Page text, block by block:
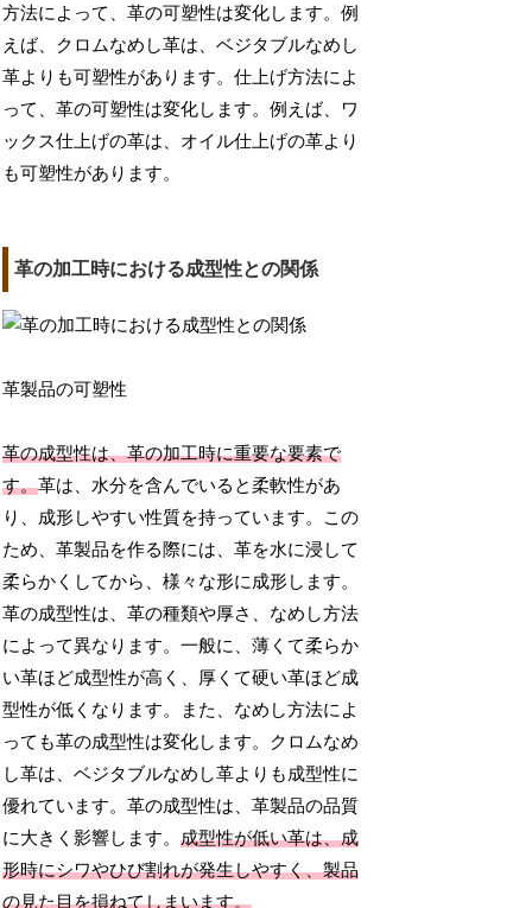
方法によって、革の可塑性は変化します。例
えば、クロムなめし革は、ベジタブルなめし
革よりも可塑性があります。仕上げ方法によ
って、革の可塑性は変化します。例えば、ワ
ックス仕上げの革は、オイル仕上げの革より
も可塑性があります。
革の加工時における成型性との関係
革製品の可塑性
革の成型性は、革の加工時に重要な要素で
す。革は、水分を含んでいると柔軟性があ
り、成形しやすい性質を持っています。この
ため、革製品を作る際には、革を水に浸して
柔らかくしてから、様々な形に成形します。
革の成型性は、革の種類や厚さ、なめし方法
によって異なります。一般に、薄くて柔らか
い革ほど成型性が高く、厚くて硬い革ほど成
型性が低くなります。また、なめし方法によ
っても革の成型性は変化します。クロムなめ
し革は、ベジタブルなめし革よりも成型性に
優れています。革の成型性は、革製品の品質
に大きく影響します。成型性が低い革は、成
形時にシワやひび割れが発生しやすく、製品
の見た目を損ねてしまいます。